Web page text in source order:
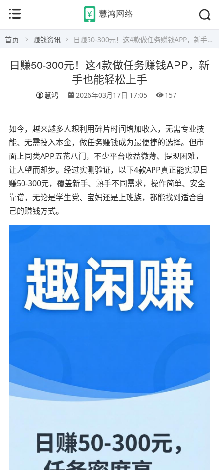
首页 赚钱资讯 日赚50-300元！这4款做任务赚钱APP，新手也能轻松上手
日赚50-300元！这4款做任务赚钱APP，新
手也能轻松上手
慧鸿 2026年03月17日 17:05 157
如今，越来越多人想利用碎片时间增加收入，无需专业技
能、无需投入本金，做任务赚钱成为最便捷的选择。但市
面上同类APP五花八门，不少平台收益微薄、提现困难，
让人望而却步。经过实测验证，以下4款APP真正能实现日
赚50-300元，覆盖新手、熟手不同需求，操作简单、安全
靠谱，无论是学生党、宝妈还是上班族，都能找到适合自
己的赚钱方式。